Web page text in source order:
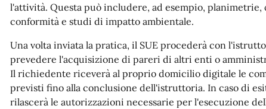
l'attività. Questa può includere, ad esempio,
conformità e studi di impatto ambientale.
Una volta inviata la pratica, il SUE procederà con
prevedere l'acquisizione di pareri di altri enti o
Il richiedente riceverà al proprio domicilio digitale le
previsti fino alla conclusione dell'istruttoria. In caso di
rilascerà le autorizzazioni necessarie per l'esecuzione